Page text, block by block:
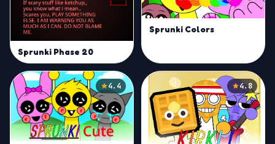
Sprunki Phase 20
Sprunki Colors
4.4 4.8